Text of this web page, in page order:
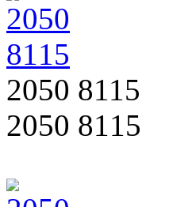
2050 8115
2050 8115